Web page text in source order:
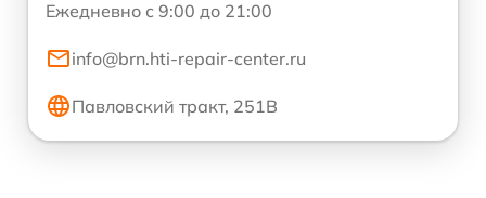
Ежедневно с 9:00 до 21:00
info@brn.hti-repair-center.ru
Павловский тракт, 251В